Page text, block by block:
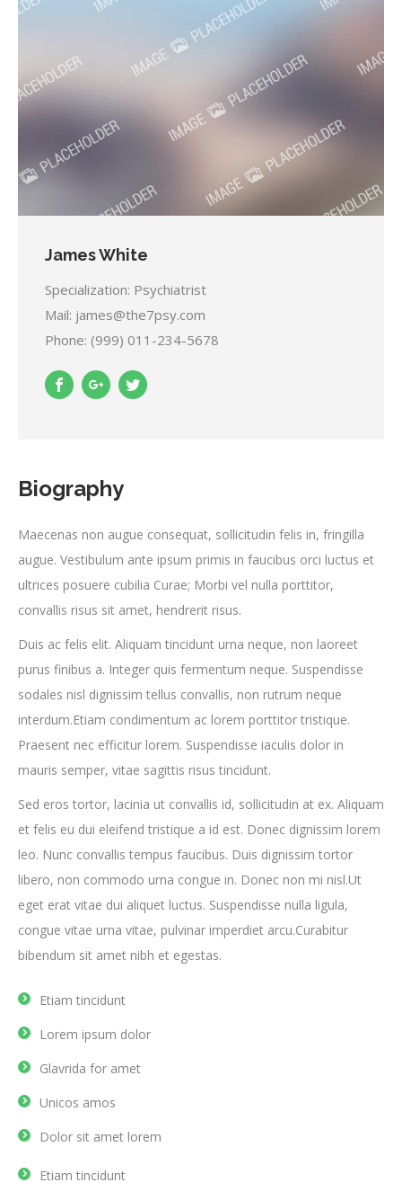
James White
Specialization: Psychiatrist
Mail: james@the7psy.com
Phone: (999) 011-234-5678
Biography
Maecenas non augue consequat, sollicitudin felis in, fringilla
augue. Vestibulum ante ipsum primis in faucibus orci luctus et
ultrices posuere cubilia Curae; Morbi vel nulla porttitor,
convallis risus sit amet, hendrerit risus.
Duis ac felis elit. Aliquam tincidunt urna neque, non laoreet
purus finibus a. Integer quis fermentum neque. Suspendisse
sodales nisl dignissim tellus convallis, non rutrum neque
interdum.Etiam condimentum ac lorem porttitor tristique.
Praesent nec efficitur lorem. Suspendisse iaculis dolor in
mauris semper, vitae sagittis risus tincidunt.
Sed eros tortor, lacinia ut convallis id, sollicitudin at ex. Aliquam
et felis eu dui eleifend tristique a id est. Donec dignissim lorem
leo. Nunc convallis tempus faucibus. Duis dignissim tortor
libero, non commodo urna congue in. Donec non mi nisl.Ut
eget erat vitae dui aliquet luctus. Suspendisse nulla ligula,
congue vitae urna vitae, pulvinar imperdiet arcu.Curabitur
bibendum sit amet nibh et egestas.
Etiam tincidunt
Lorem ipsum dolor
Glavrida for amet
Unicos amos
Dolor sit amet lorem
Etiam tincidunt